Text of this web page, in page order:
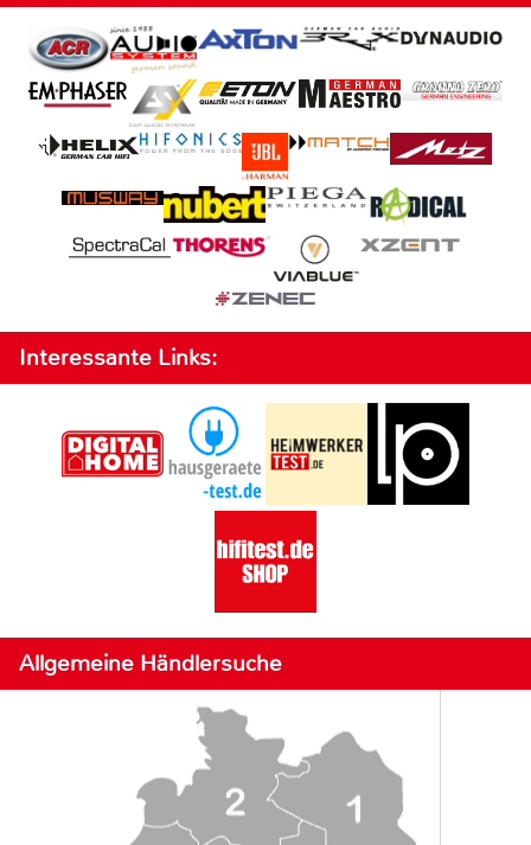
Interessante Links:
Allgemeine Händlersuche